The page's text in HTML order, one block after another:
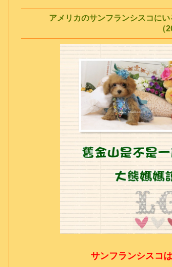
アメリカのサンフランシスコに
（
サンフランシスコ